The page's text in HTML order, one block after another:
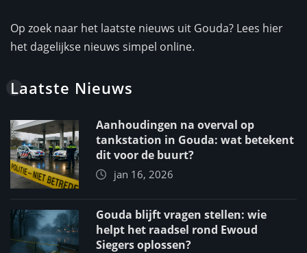
Op zoek naar het laatste nieuws uit Gouda? Lees hier
het dagelijkse nieuws simpel online.
Laatste Nieuws
Aanhoudingen na overval op
tankstation in Gouda: wat betekent
dit voor de buurt?
jan 16, 2026
Gouda blijft vragen stellen: wie
helpt het raadsel rond Ewoud
Siegers oplossen?